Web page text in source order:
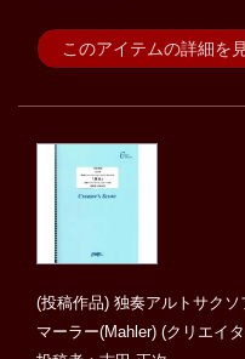
このアイテムの詳細を
(投稿作品) 独奏アルトサク
マーラー(Mahler) (クリエイ